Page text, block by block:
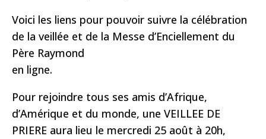
Voici les liens pour pouvoir suivre la célébration
de la veillée et de la Messe d’Enciellement du
Père Raymond
en ligne.
Pour rejoindre tous ses amis d’Afrique,
d’Amérique et du monde, une VEILLEE DE
PRIERE aura lieu le mercredi 25 août à 20h,